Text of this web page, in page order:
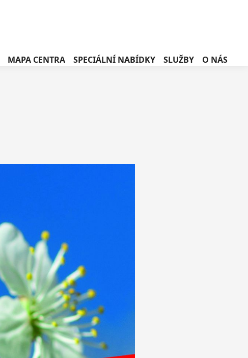
MAPA CENTRA SPECIÁLNÍ NABÍDKY SLUŽBY O NÁS